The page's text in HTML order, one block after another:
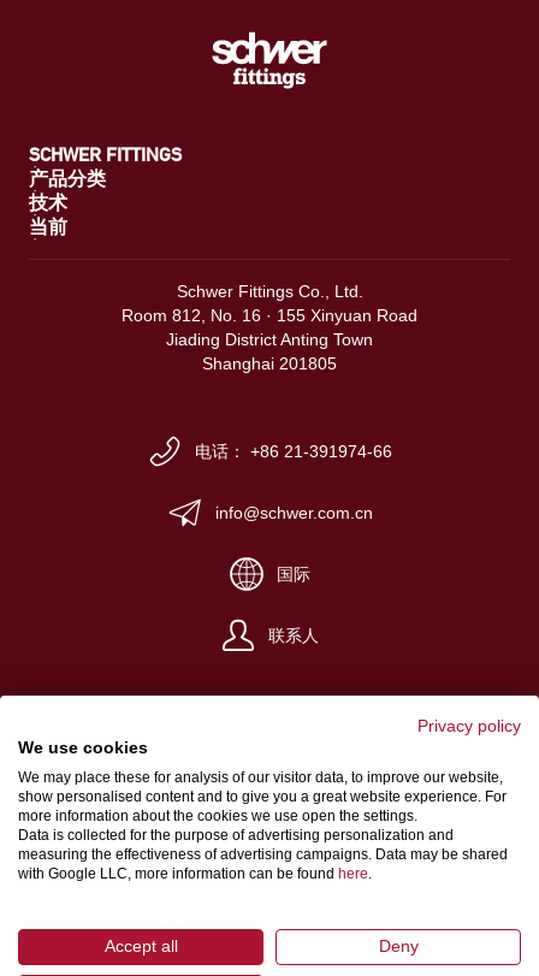
SCHWER FITTINGS
产品分类
技术
当前
Schwer Fittings Co., Ltd.
Room 812, No. 16 · 155 Xinyuan Road
Jiading District Anting Town
Shanghai 201805
电话： +86 21-391974-66
info@schwer.com.cn
国际
联系人
说明
用户协议
数据保护
Privacy policy
We use cookies
We may place these for analysis of our visitor data, to improve our website,
show personalised content and to give you a great website experience. For
more information about the cookies we use open the settings.
Data is collected for the purpose of advertising personalization and
measuring the effectiveness of advertising campaigns. Data may be shared
with Google LLC, more information can be found here.
Accept all Deny